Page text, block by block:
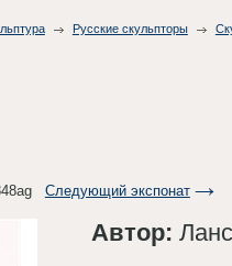
Русские скульпторы
Следующий экспонат
Автор: